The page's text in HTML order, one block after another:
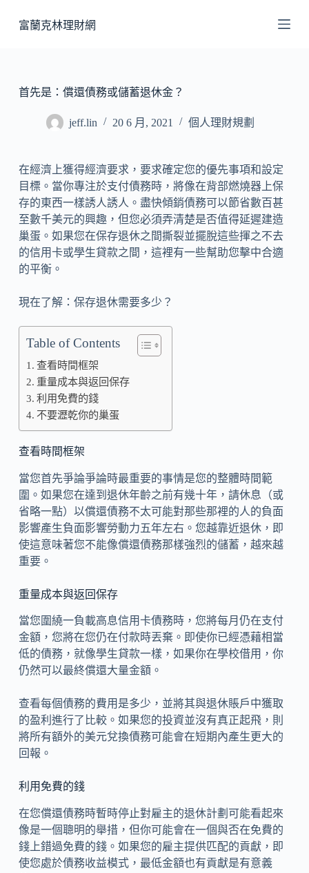
至
容
富蘭克林理財網
首先是：償還債務或儲蓄退休金？
jeff.lin 20 6 月, 2021 個人理財規劃
在經濟上獲得經濟要求，要求確定您的優先事項和設定
目標。當你專注於支付債務時，將像在背部燃燒器上保
存的東西一樣誘人誘人。盡快傾銷債務可以節省數百甚
至數千美元的興趣，但您必須弄清楚是否值得延遲建造
巢蛋。如果您在保存退休之間撕裂並擺脫這些揮之不去
的信用卡或學生貸款之間，這裡有一些幫助您擊中合適
的平衡。
現在了解：保存退休需要多少？
Table of Contents
查看時間框架
重量成本與返回保存
利用免費的錢
不要瀝乾你的巢蛋
查看時間框架
當您首先爭論爭論時最重要的事情是您的整體時間範
圍。如果您在達到退休年齡之前有幾十年，請休息（或
省略一點）以償還債務不太可能對那些那裡的人的負面
影響產生負面影響勞動力五年左右。您越靠近退休，即
使這意味著您不能像償還債務那樣強烈的儲蓄，越來越
重要。
重量成本與返回保存
當您圍繞一負載高息信用卡債務時，您將每月仍在支付
金額，您將在您仍在付款時丟棄。即使你已經憑藉相當
低的債務，就像學生貸款一樣，如果你在學校借用，你
仍然可以最終償還大量金額。
查看每個債務的費用是多少，並將其與退休賬戶中獲取
的盈利進行了比較。如果您的投資並沒有真正起飛，則
將所有額外的美元兌換債務可能會在短期內產生更大的
回報。
利用免費的錢
在您償還債務時暫時停止對雇主的退休計劃可能看起來
像是一個聰明的舉措，但你可能會在一個與否在免費的
錢上錯過免費的錢。如果您的雇主提供匹配的貢獻，即
使您處於債務收益模式，最低金額也有貢獻是有意義